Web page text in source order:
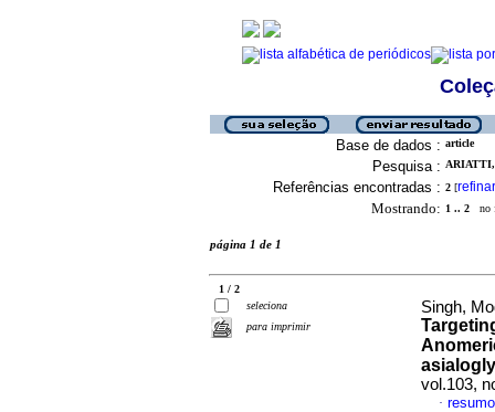
Base de dados : article
Pesquisa :
Referências encontradas : 2 [refinar
Mostrando: 1 .. 2 no
página 1 de 1
1 / 2
seleciona
para imprimir
Singh,
vol.103,
·